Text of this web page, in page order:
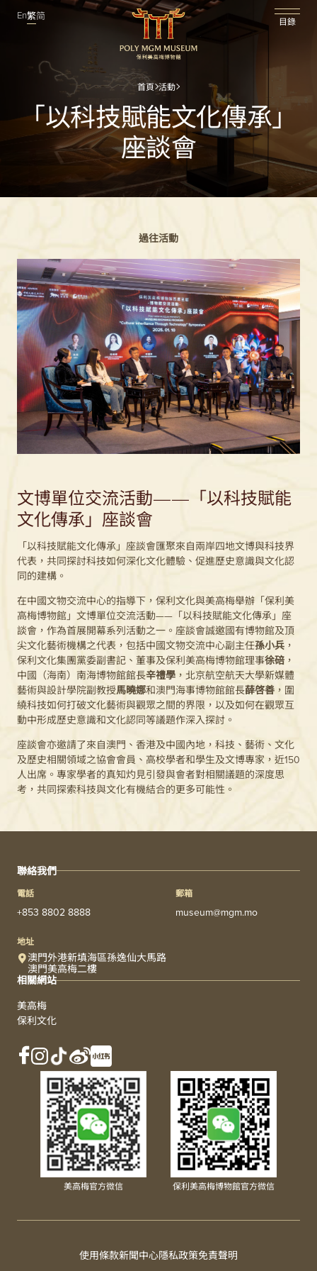
En繁简 目錄
首頁 活動
「以科技賦能文化傳承」
座談會
過往活動
文博單位交流活動——「以科技賦能
文化傳承」座談會
「以科技賦能文化傳承」 座談會匯聚來自兩岸四地文博與科技界
代表，共同探討科技如何深化文化體驗、促進歷史意識與文化認
同的建構。
在中國文物交流中心的指導下，保利文化與美高梅舉辦「保利美
高梅博物館」文博單位交流活動—— 「以科技賦能文化傳承」座
談會，作為首展開幕系列活動之一。座談會誠邀國有博物館及頂
尖文化藝術機構之代表，包括中國文物交流中心副主任孫小兵 ，
保利文化集團黨委副書記、董事及保利美高梅博物館理事徐碚 ，
中國（海南）南海博物館館長辛禮學 ，北京航空航天大學新媒體
藝術與設計學院副教授馬曉娜和澳門海事博物館館長薛啓善 ，圍
繞科技如何打破文化藝術與觀眾之間的界限，以及如何在觀眾互
動中形成歷史意識和文化認同等議題作深入探討。
座談會亦邀請了來自澳門、香港及中國內地，科技、藝術、文化
及歷史相關領域之協會會員、高校學者和學生及文博專家，近150
人出席。專家學者的真知灼見引發與會者對相關議題的深度思
考，共同探索科技與文化有機結合的更多可能性。
聯絡我們
電話
+853 8802 8888
郵箱
museum@mgm.mo
地址
澳門外港新填海區孫逸仙大馬路
澳門美高梅二樓
相關網站
美高梅
保利文化
美高梅官方微信 保利美高梅博物館官方微信
使用條款新聞中心隱私政策免責聲明